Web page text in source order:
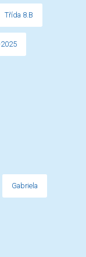
Třída 8.B
Gabriela